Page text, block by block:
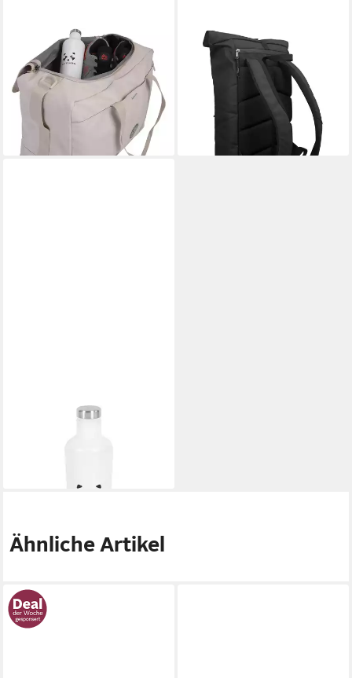
KATTBJØRN
Sporttasche, 30 l, für Reisen,
Freizeit und Sport
44,95 €
lieferbar - in 2-3 Werktagen bei dir
KATTBJÖRN
Daypack, PET
99,95 €
lieferbar - in 2-3 Werktagen bei dir
Ähnliche Artikel